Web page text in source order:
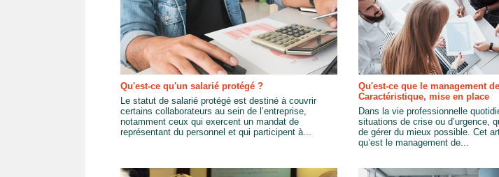
Qu'est-ce qu'un salarié protégé ?
Le statut de salarié protégé est destiné à couvrir
certains collaborateurs au sein de l’entreprise,
notamment ceux qui exercent un mandat de
représentant du personnel et qui participent à...
Qu'est-ce que le management
Caractéristique, mise en place
Dans la vie professionnelle
situations de crise ou d’urgence,
de gérer du mieux possible. Cet
qu’est le management de...